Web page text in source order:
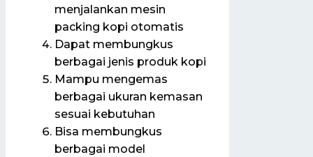
menjalankan mesin
packing kopi otomatis
Dapat membungkus
berbagai jenis produk kopi
Mampu mengemas
berbagai ukuran kemasan
sesuai kebutuhan
Bisa membungkus
berbagai model